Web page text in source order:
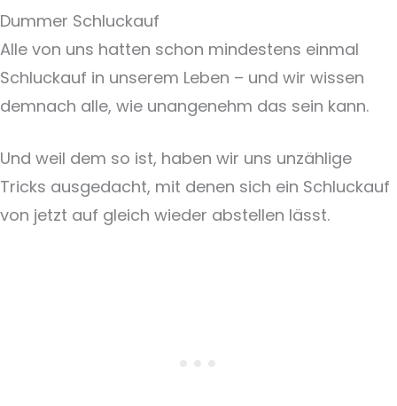
Dummer Schluckauf
Alle von uns hatten schon mindestens einmal
Schluckauf in unserem Leben – und wir wissen
demnach alle, wie unangenehm das sein kann.
Und weil dem so ist, haben wir uns unzählige
Tricks ausgedacht, mit denen sich ein Schluckauf
von jetzt auf gleich wieder abstellen lässt.